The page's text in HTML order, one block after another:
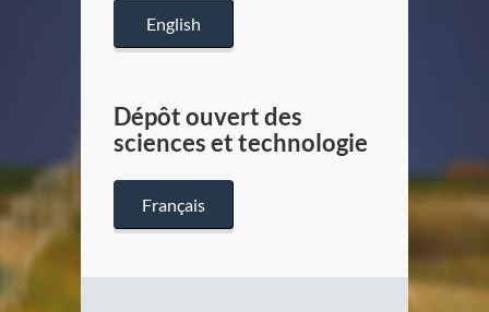
English
Dépôt ouvert des
sciences et technologie
Français